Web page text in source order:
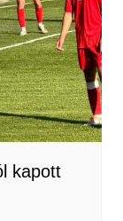
kapott